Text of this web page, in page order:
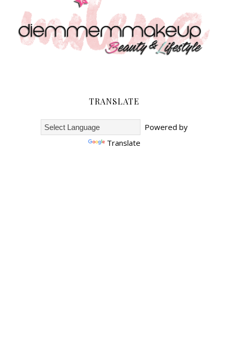
TRANSLATE
Powered by
Translate